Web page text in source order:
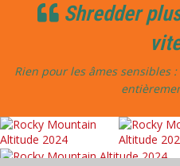
Shredder
Rien pour les âmes sensibles